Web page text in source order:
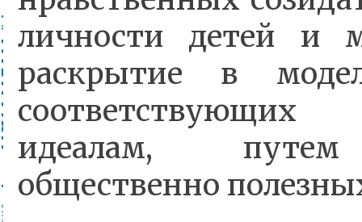
личности детей и
раскрытие в
соответствующих
идеалам, путем
общественно